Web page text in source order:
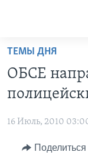
Перейти
основной
контент
навигации
НОВОСТИ ЗА
ИТОГИ
УЧИМ
НАША
ЭКСПЕРТИЗА
ИНТЕРВЬЮ
ТЕМЫ ДНЯ
ОБСЕ
16 Июль, 2010
Поделиться